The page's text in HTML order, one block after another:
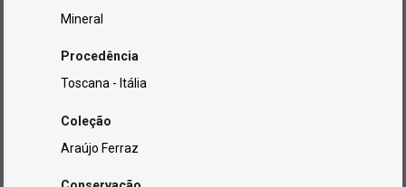
Mineral
Procedência
Toscana - Itália
Coleção
Araújo Ferraz